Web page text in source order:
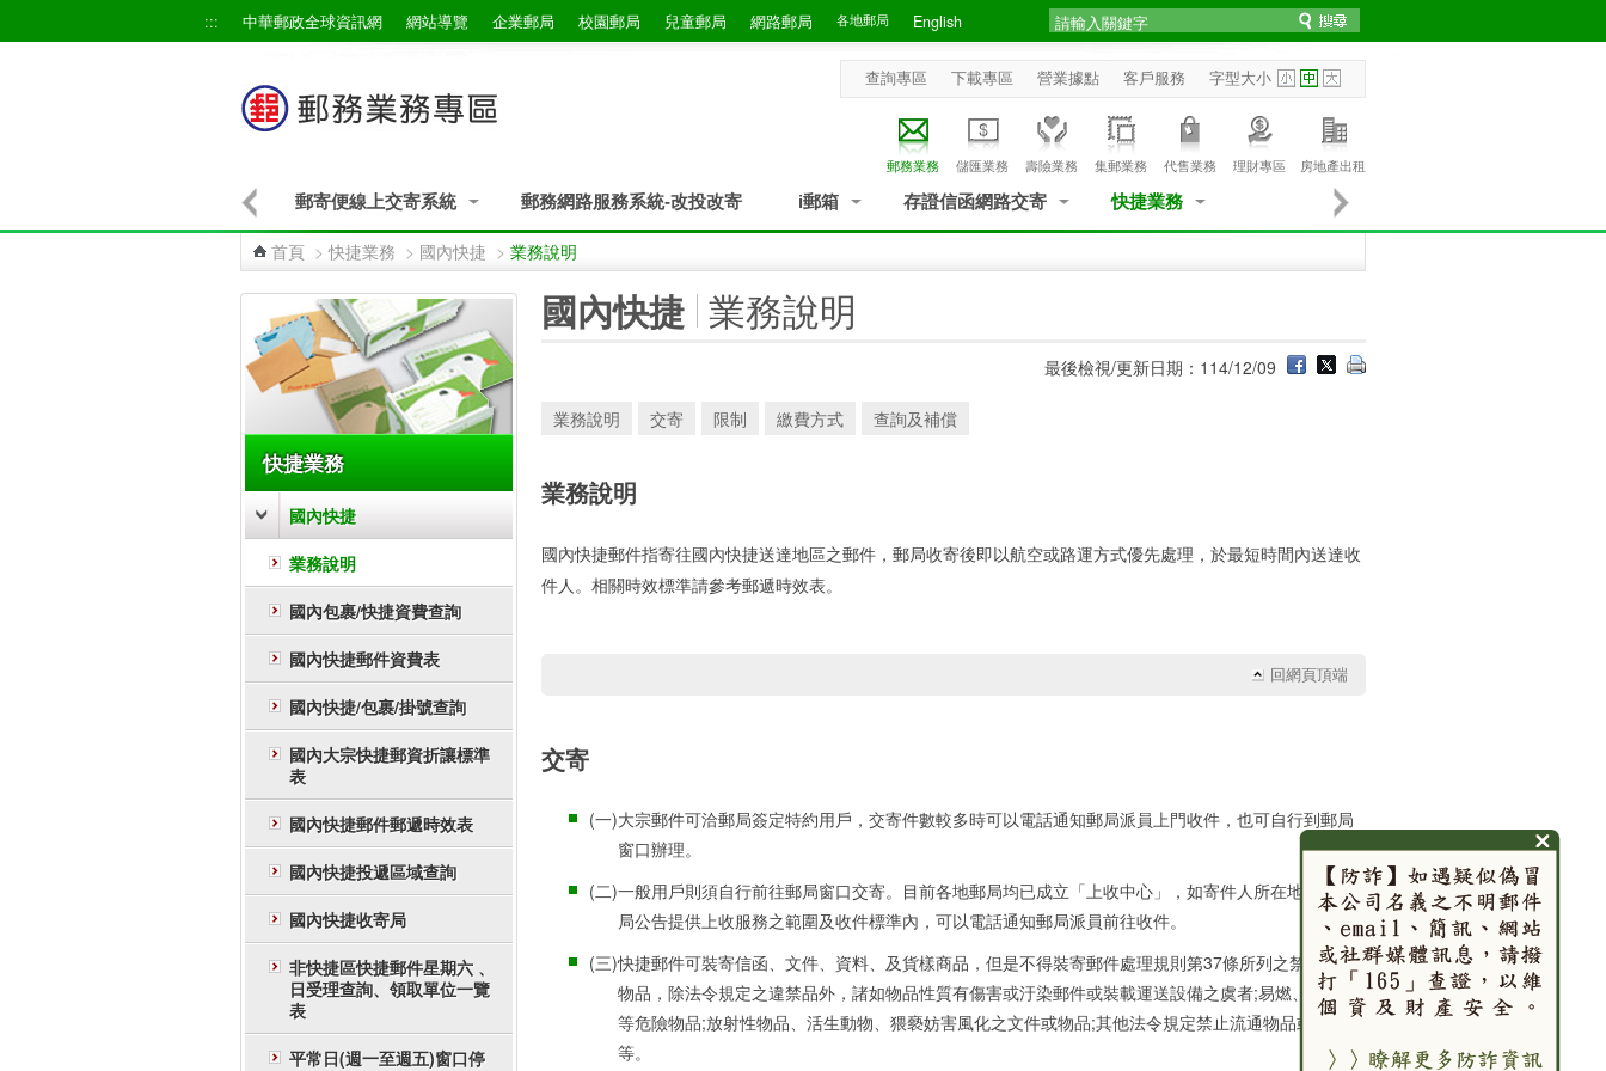
::: 中華郵政全球資訊網 網站導覽 企業郵局 校園郵局 兒童郵局 網路郵局 各地郵局 English
查詢專區 下載專區 營業據點 客戶服務 字型大小
郵務業務 儲匯業務 壽險業務 集郵業務 代售業務 理財專區 房地產出租
郵寄便線上交寄系統 郵務網路服務系統-改投改寄 i郵箱 存證信函網路交寄 快捷業務
首頁 >快捷業務 > 國內快捷 > 業務說明
快捷業務
國內快捷
業務說明
國內包裹/快捷資費查詢
國內快捷郵件資費表
國內快捷/包裹/掛號查詢
國內大宗快捷郵資折讓標準
表
國內快捷郵件郵遞時效表
國內快捷投遞區域查詢
國內快捷收寄局
非快捷區快捷郵件星期六 、
日受理查詢、領取單位一覽
表
平常日(週一至週五)窗口停
國內快捷 業務說明
最後檢視/更新日期：114/12/09
業務說明 交寄 限制 繳費方式 查詢及補償
業務說明
國內快捷郵件指寄往國內快捷送達地區之郵件，郵局收寄後即以航空或路運方式優先處理，於最短時間內送達收
件人。相關時效標準請參考郵遞時效表。
回網頁頂端
交寄
(一)大宗郵件可洽郵局簽定特約用戶，交寄件數較多時可以電話通知郵局派員上門收件，也可自行到郵局
窗口辦理。
(二)一般用戶則須自行前往郵局窗口交寄。目前各地郵局均已成立「上收中心」，如寄件人所在地區於郵
局公告提供上收服務之範圍及收件標準內，可以電話通知郵局派員前往收件。
(三)快捷郵件可裝寄信函、文件、資料、及貨樣商品，但是不得裝寄郵件處理規則第37條所列之禁寄交寄
物品，除法令規定之違禁品外，諸如物品性質有傷害或汙染郵件或裝載運送設備之虞者;易燃、易爆裂
等危險物品;放射性物品、活生動物、猥褻妨害風化之文件或物品;其他法令規定禁止流通物品或違禁品
等。